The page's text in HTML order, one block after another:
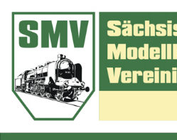
Zum Inhalt springen